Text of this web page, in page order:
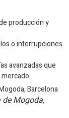
producción y
o interrupciones
avanzadas que
Mogoda,